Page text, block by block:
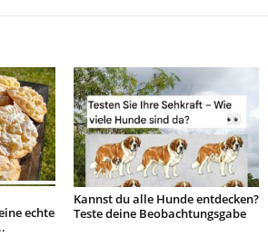
echte
Kannst du alle Hunde entdecken?
Teste deine Beobachtungsgabe